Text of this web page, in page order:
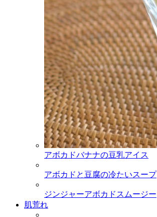
アボカドバナナの豆乳アイス
アボカドと豆腐の冷たいスープ
ジンジャーアボカドスムージー
肌荒れ